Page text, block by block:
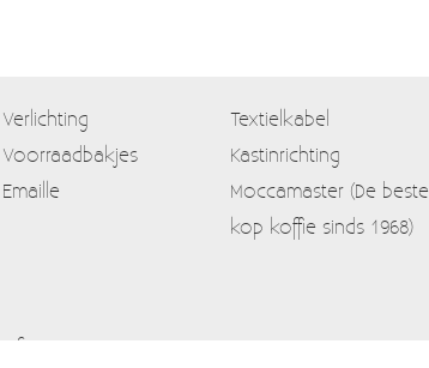
Verlichting Textielkabel
Voorraadbakjes Kastinrichting
Emaille
Moccamaster (De beste
kop koffie sinds 1968)
Info